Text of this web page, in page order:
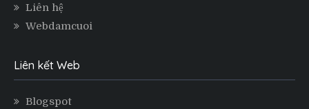
Liên hệ
Webdamcuoi
Liên kết Web
Blogspot